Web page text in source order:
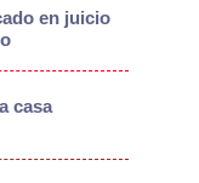
en juicio
casa